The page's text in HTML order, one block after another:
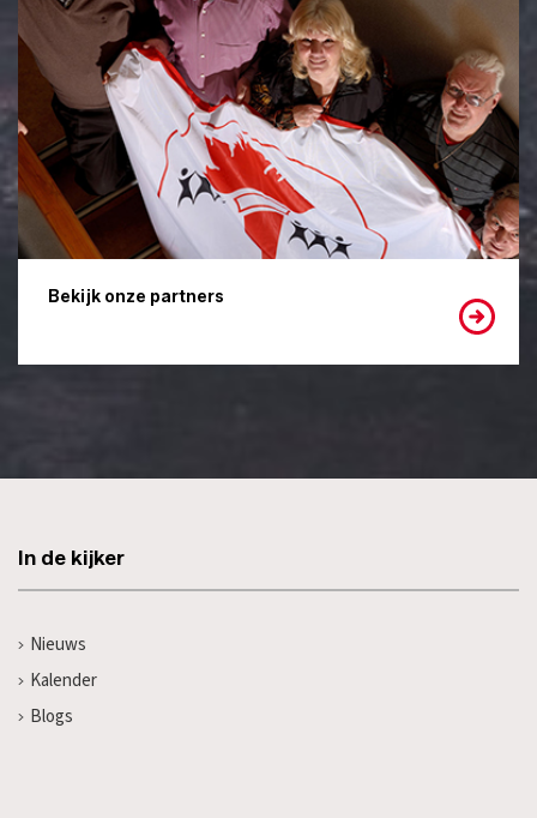
Bekijk onze partners
In de kijker
Nieuws
Kalender
Blogs